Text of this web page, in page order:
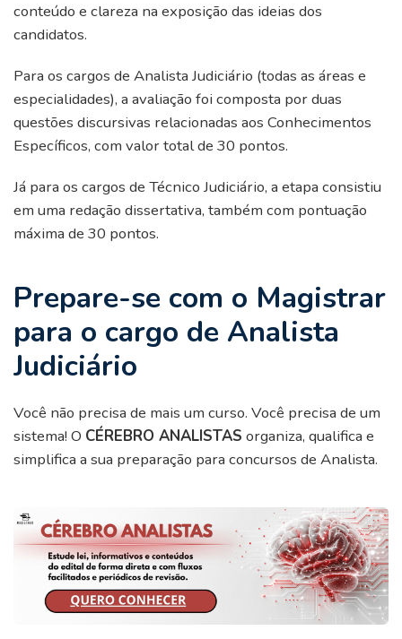
conteúdo e clareza na exposição das ideias dos
candidatos.
Para os cargos de Analista Judiciário (todas as áreas e
especialidades), a avaliação foi composta por duas
questões discursivas relacionadas aos Conhecimentos
Específicos, com valor total de 30 pontos.
Já para os cargos de Técnico Judiciário, a etapa consistiu
em uma redação dissertativa, também com pontuação
máxima de 30 pontos.
Prepare-se com o Magistrar
para o cargo de Analista
Judiciário
Você não precisa de mais um curso. Você precisa de um
sistema! O CÉREBRO ANALISTAS organiza, qualifica e
simplifica a sua preparação para concursos de Analista.